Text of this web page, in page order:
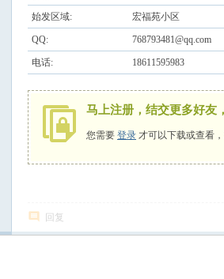
始发区域: 宏福苑小区
QQ: 768793481@qq.com
电话: 18611595983
马上注册，结交更多好友
您需要 登录 才可以下载或查看
回复